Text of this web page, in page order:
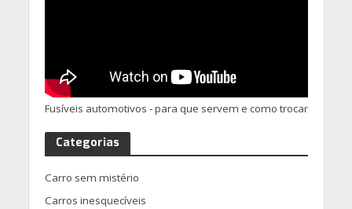
Fusíveis automotivos - para que servem e como trocar
Categorias
Carro sem mistério
Carros inesquecíveis